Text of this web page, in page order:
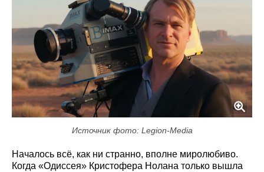
Источник фото: Legion-Media
Началось всё, как ни странно, вполне миролюбиво.
Когда «Одиссея» Кристофера Нолана только вышла